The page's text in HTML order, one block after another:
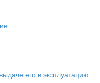
его в эксплуатацию